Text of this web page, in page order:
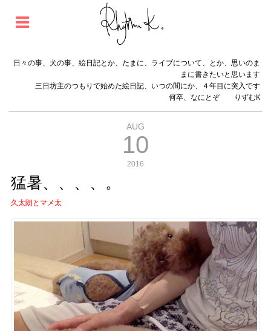
日々の事、犬の事、絵日記とか、たまに、ライブについて、とか、思いのま
まに書きたいと思います
三日坊主のつもりで始めた絵日記、いつの間にか、４年目に突入です
何卒、なにとぞ りずむK
AUG
10
2016
猛暑、、、、。
久太朗とマメ太